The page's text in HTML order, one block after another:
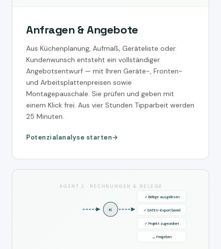
Anfragen & Angebote
Aus Küchenplanung, Aufmaß, Geräteliste oder
Kundenwunsch entsteht ein vollständiger
Angebotsentwurf — mit Ihren Geräte-, Fronten-
und Arbeitsplattenpreisen sowie
Montagepauschale. Sie prüfen und geben mit
einem Klick frei. Aus vier Stunden Tipparbeit werden
25 Minuten.
Potenzialanalyse starten
AGENT 2 · RECHNUNGEN & BELEGE
KI
✓ Belege ausgelesen
✓ DATEV-Export bereit
✓ Projekt zugeordnet
→ Freigeben